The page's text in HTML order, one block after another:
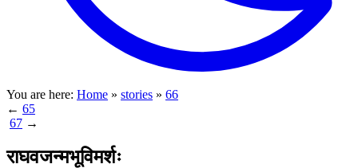
You are here: Home » stories » 66
← 65
67 →
राघवजन्मभूविमर्शः